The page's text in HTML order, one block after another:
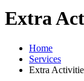
Extra
Home
Services
Extra